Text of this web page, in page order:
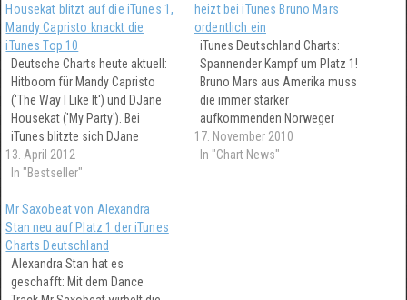
Housekat blitzt auf die iTunes 1,
Mandy Capristo knackt die
iTunes Top 10
Deutsche Charts heute aktuell:
Hitboom für Mandy Capristo
('The Way I Like It') und DJane
Housekat ('My Party'). Bei
iTunes blitzte sich DJane
Housekat wie ein Wirbelwind
auf Platz 1 der Charts heute.
Abstand folgt Mandy Capristo.
Beide profitieren u.a. sehr stark
von niedrigen Preisen…
13. April 2012
In "Bestseller"
heizt bei iTunes Bruno Mars
ordentlich ein
iTunes Deutschland Charts:
Spannender Kampf um Platz 1!
Bruno Mars aus Amerika muss
die immer stärker
aufkommenden Norweger
Madcon fürchten, die ihm mit
der iTunes only
17. November 2010
In "Chart News"
Mr Saxobeat von Alexandra
Stan neu auf Platz 1 der iTunes
Charts Deutschland
Alexandra Stan hat es
geschafft: Mit dem Dance